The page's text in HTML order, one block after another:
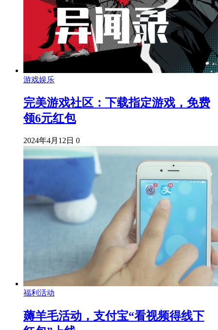
游戏娱乐
完美游戏社区：下载指定游戏，免费
领6元红包
2024年4月12日 0
福利活动
薅羊毛活动，支付宝“看视频得线下